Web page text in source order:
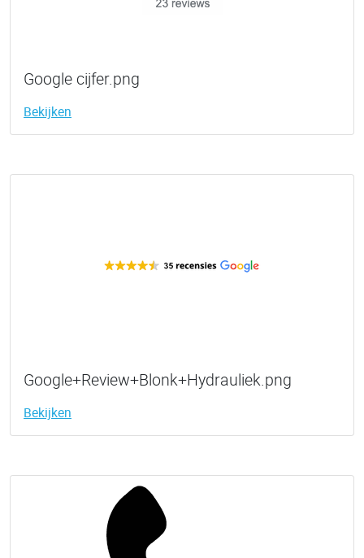
Google cijfer.png
Bekijken
Google+Review+Blonk+Hydrauliek.png
Bekijken